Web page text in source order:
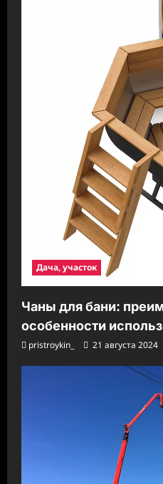
Дача, участок
Чаны для бани:
особенности
pristroykin_ 21 августа 2024